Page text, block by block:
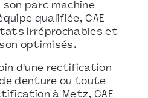
son parc machine
qualifiée, CAE
irréprochables et
optimisés.
d'une rectification
denture ou toute
à Metz, CAE